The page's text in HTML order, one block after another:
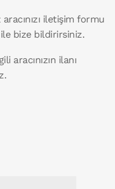
iletişim formu
ile bize bildirirsiniz.
aracınızın ilanı